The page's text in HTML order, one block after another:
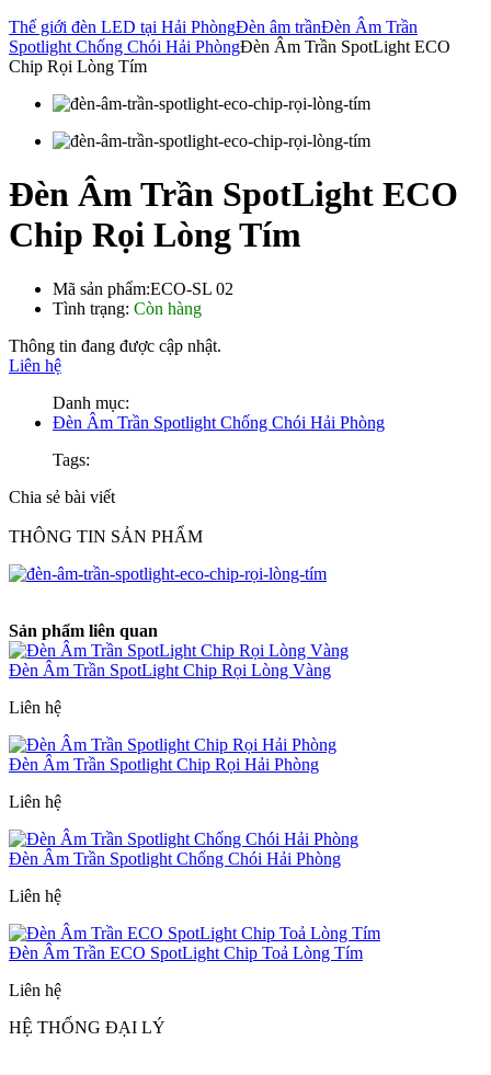
Thế giới đèn LED tại Hải PhòngĐèn âm trầnĐèn Âm Trần
Spotlight Chống Chói Hải PhòngĐèn Âm Trần SpotLight ECO
Chip Rọi Lòng Tím
Đèn Âm Trần SpotLight ECO
Chip Rọi Lòng Tím
Mã sản phẩm:ECO-SL 02
Tình trạng: Còn hàng
Thông tin đang được cập nhật.
Liên hệ
Danh mục:
Đèn Âm Trần Spotlight Chống Chói Hải Phòng
Tags:
Chia sẻ bài viết
THÔNG TIN SẢN PHẨM
Sản phẩm liên quan
Đèn Âm Trần SpotLight Chip Rọi Lòng Vàng
Liên hệ
Đèn Âm Trần Spotlight Chip Rọi Hải Phòng
Liên hệ
Đèn Âm Trần Spotlight Chống Chói Hải Phòng
Liên hệ
Đèn Âm Trần ECO SpotLight Chip Toả Lòng Tím
Liên hệ
HỆ THỐNG ĐẠI LÝ